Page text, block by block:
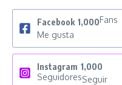
Facebook 1,000Fans
Me gusta
Instagram 1,000
SeguidoresSeguir